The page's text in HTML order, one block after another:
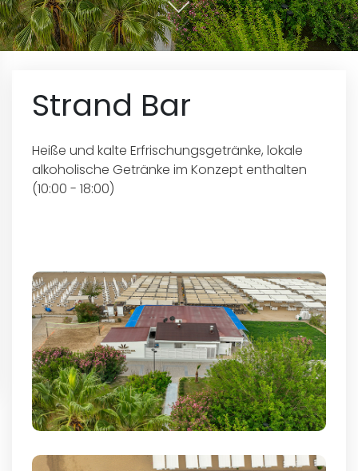
Lassen Sie sich von
uns anrufen
Strand Bar
Heiße und kalte Erfrischungsgetränke, lokale
alkoholische Getränke im Konzept enthalten
(10:00 - 18:00)